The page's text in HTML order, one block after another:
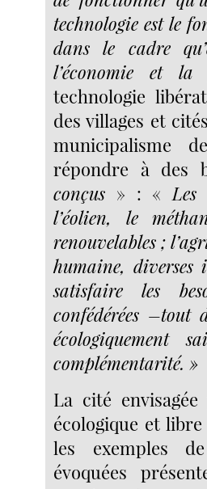
technologie est le
dans le cadre
l’économie et
technologie
des villages et
municipalisme
répondre à des
conçus » : « Les
l’éolien, le
renouvelables ;
humaine, diverses
satisfaire les
confédérées –tout
écologiquement
complémentarité. »
La cité
écologique et
les exemples
évoquées